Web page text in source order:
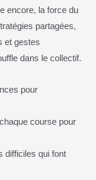
encore, la force du
partagées,
et gestes
dans le collectif.
pour
course pour
difficiles qui font